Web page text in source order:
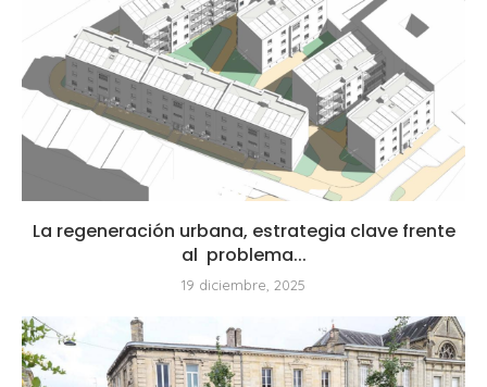
La regeneración urbana, estrategia clave frente
al problema...
19 diciembre, 2025